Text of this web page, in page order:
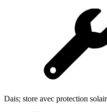
Dais; store avec protection